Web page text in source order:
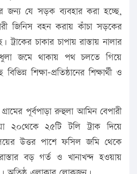
জন্য যে সড়ক ব্যবহার করা হচ্ছে,
জিনিস বহন করায় কাঁচা সড়কের
ট্রাকের চাকার চাপায় রাস্তায় নালার
জমে থাকায় পথ চলতে গিয়ে
শিক্ষা-প্রতিষ্ঠানের শিক্ষার্থী ও
গ্রামের পূর্বপাড়া রুহুলা আমিন বেপারী
২০থেকে ২৫টি টলি ট্রাক দিয়ে
উত্তর পাশে ফসিল জমি থেকে
বড় গর্ত ও খানাখন্দ হওয়ায়